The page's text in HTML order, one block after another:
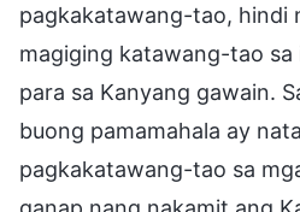
pagkakatawang-tao, hindi
magiging katawang-tao
para sa Kanyang gawain.
buong pamamahala ay
pagkakatawang-tao sa